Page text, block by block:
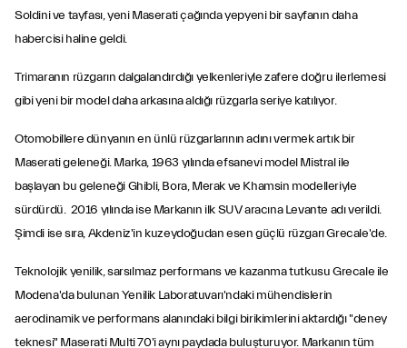
Soldini ve tayfası, yeni Maserati çağında yepyeni bir sayfanın daha
habercisi haline geldi.
Trimaranın rüzgarın dalgalandırdığı yelkenleriyle zafere doğru ilerlemesi
gibi yeni bir model daha arkasına aldığı rüzgarla seriye katılıyor.
Otomobillere dünyanın en ünlü rüzgarlarının adını vermek artık bir
Maserati geleneği. Marka, 1963 yılında efsanevi model Mistral ile
başlayan bu geleneği Ghibli, Bora, Merak ve Khamsin modelleriyle
sürdürdü. 2016 yılında ise Markanın ilk SUV aracına Levante adı verildi.
Şimdi ise sıra, Akdeniz'in kuzeydoğudan esen güçlü rüzgarı Grecale'de.
Teknolojik yenilik, sarsılmaz performans ve kazanma tutkusu Grecale ile
Modena'da bulunan Yenilik Laboratuvarı'ndaki mühendislerin
aerodinamik ve performans alanındaki bilgi birikimlerini aktardığı "deney
teknesi" Maserati Multi 70'i aynı paydada buluşturuyor. Markanın tüm